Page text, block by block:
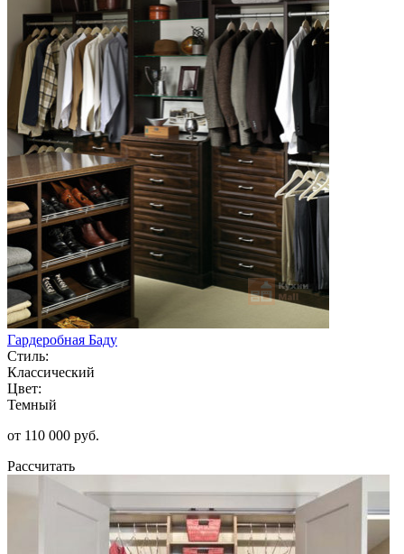
Гардеробная Баду
Стиль:
Классический
Цвет:
Темный
от 110 000 руб.
Рассчитать